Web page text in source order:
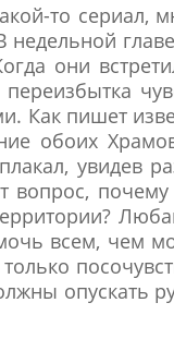
то сериал,
они
Как пишет
обоих
увидев
всем, чем
опускать